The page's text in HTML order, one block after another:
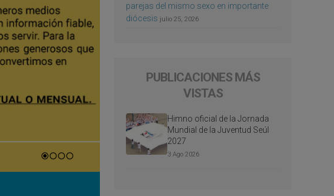
parejas del mismo sexo en importante
diócesis julio 25, 2026
PUBLICACIONES MÁS
VISTAS
Himno oficial de la Jornada
Mundial de la Juventud Seúl
2027
3 Ago 2026